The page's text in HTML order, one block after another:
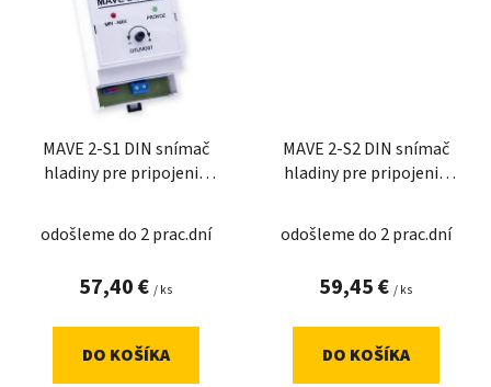
MAVE 2-S1 DIN snímač
hladiny pre pripojenie
odošleme do 2 prac.dní
57,40 € / ks
DO KOŠÍKA
MAVE 2-S2 DIN snímač
hladiny pre pripojenie
odošleme do 2 prac.dní
59,45 € / ks
DO KOŠÍKA